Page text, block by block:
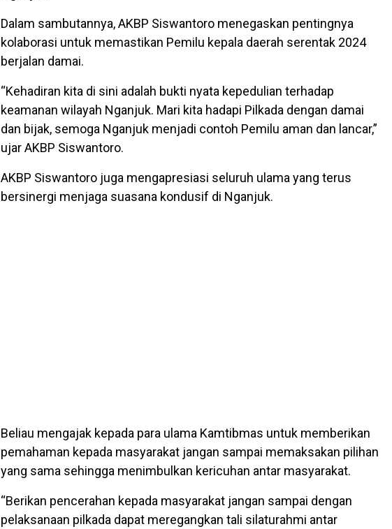
Dalam sambutannya, AKBP Siswantoro menegaskan pentingnya
kolaborasi untuk memastikan Pemilu kepala daerah serentak 2024
berjalan damai.
“Kehadiran kita di sini adalah bukti nyata kepedulian terhadap
keamanan wilayah Nganjuk. Mari kita hadapi Pilkada dengan damai
dan bijak, semoga Nganjuk menjadi contoh Pemilu aman dan lancar,”
ujar AKBP Siswantoro.
AKBP Siswantoro juga mengapresiasi seluruh ulama yang terus
bersinergi menjaga suasana kondusif di Nganjuk.
Beliau mengajak kepada para ulama Kamtibmas untuk memberikan
pemahaman kepada masyarakat jangan sampai memaksakan pilihan
yang sama sehingga menimbulkan kericuhan antar masyarakat.
“Berikan pencerahan kepada masyarakat jangan sampai dengan
pelaksanaan pilkada dapat meregangkan tali silaturahmi antar